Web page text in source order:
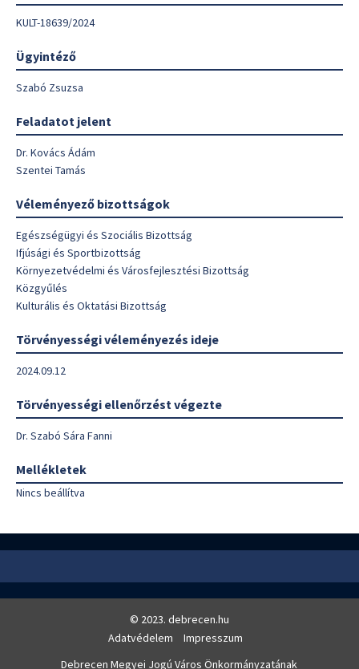
KULT-18639/2024
Ügyintéző
Szabó Zsuzsa
Feladatot jelent
Dr. Kovács Ádám
Szentei Tamás
Véleményező bizottságok
Egészségügyi és Szociális Bizottság
Ifjúsági és Sportbizottság
Környezetvédelmi és Városfejlesztési Bizottság
Közgyűlés
Kulturális és Oktatási Bizottság
Törvényességi véleményezés ideje
2024.09.12
Törvényességi ellenőrzést végezte
Dr. Szabó Sára Fanni
Mellékletek
Nincs beállítva
© 2023. debrecen.hu
Adatvédelem
Impresszum
Debrecen Megyei Jogú Város Önkormányzatának